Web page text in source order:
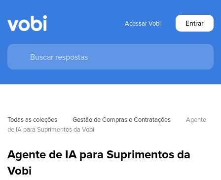
Acessar Vobi Entrar
Todas as coleções Gestão de Compras e Contratações
Agente
de IA para Suprimentos da Vobi
Agente de IA para Suprimentos da
Vobi